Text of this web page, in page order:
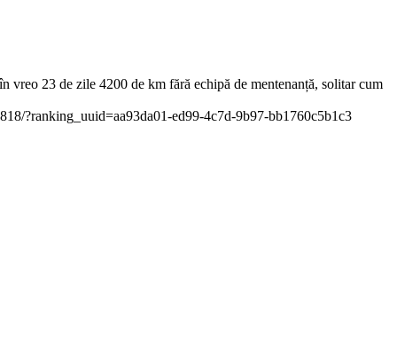
23 de zile 4200 de km fără echipă de mentenanță, solitar cum
?ranking_uuid=aa93da01-ed99-4c7d-9b97-bb1760c5b1c3